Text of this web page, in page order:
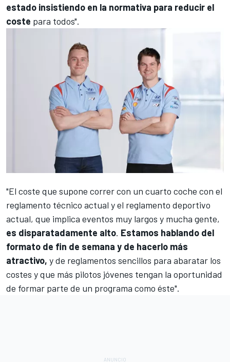
estado insistiendo en la normativa para reducir el
coste para todos".
"El coste que supone correr con un cuarto coche con el
reglamento técnico actual y el reglamento deportivo
actual, que implica eventos muy largos y mucha gente,
es disparatadamente alto. Estamos hablando del
formato de fin de semana y de hacerlo más
atractivo, y de reglamentos sencillos para abaratar los
costes y que más pilotos jóvenes tengan la oportunidad
de formar parte de un programa como éste".